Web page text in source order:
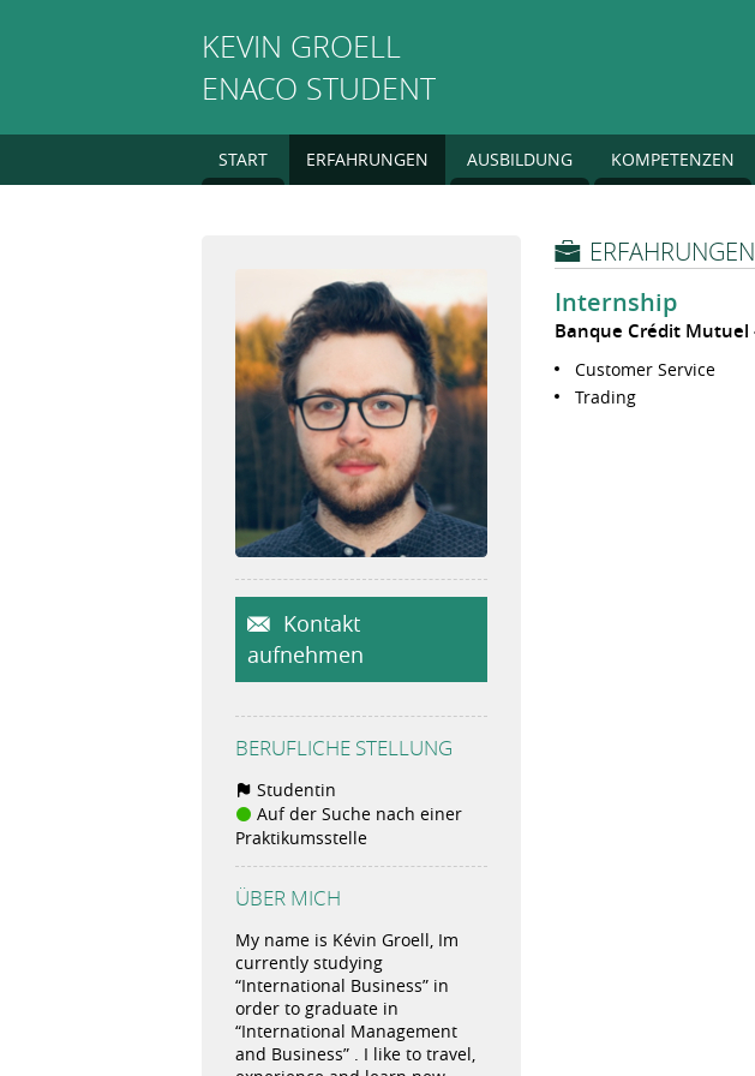
KEVIN GROELL
ENACO STUDENT
START ERFAHRUNGEN AUSBILDUNG KOMPETENZEN
Kontakt
aufnehmen
BERUFLICHE STELLUNG
Studentin
Auf der Suche nach einer
Praktikumsstelle
ÜBER MICH
My name is Kévin Groell, Im
currently studying
“International Business” in
order to graduate in
“International Management
and Business” . I like to travel,
ERFAHRUNGEN
Internship
Banque Crédit Mutuel
Customer Service
Trading